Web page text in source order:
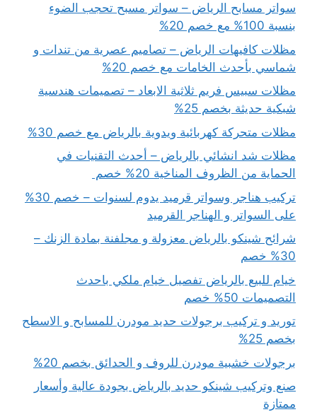
سواتر مسابح الرياض – سواتر مسبح تحجب الضوء
بنسبة 100% مع خصم 20%
مظلات كافيهات الرياض – تصاميم عصرية من تندات و
شماسي بأحدث الخامات مع خصم 20%
مظلات سبيس فريم ثلاثية الابعاد – تصميمات هندسية
شبكية حديثة بخصم 25%
مظلات متحركة كهربائية ويدوية بالرياض مع خصم 30%
مظلات شد انشائي بالرياض – أحدث التقنيات في
الحماية من الظروف المناخية 20% خصم
تركيب هناجر وسواتر قرميد يدوم لسنوات – خصم 30%
على السواتر و الهناجر القرميد
شرائح شينكو بالرياض معزولة و مجلفنة بمادة الزنك –
30% خصم
خيام للبيع بالرياض تفصيل خيام ملكي باحدث
التصميمات 50% خصم
توريد و تركيب برجولات حديد مودرن للمسابح و الاسطح
بخصم 25%
برجولات خشبية مودرن للروف و الحدائق بخصم 20%
صنع وتركيب شينكو حديد بالرياض بجودة عالية وأسعار
ممتازة